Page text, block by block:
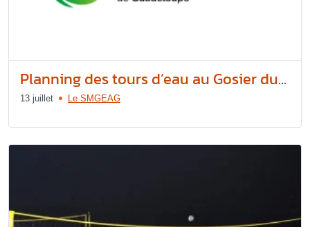
Planning des tours d’eau au Gosier du...
13 juillet Le SMGEAG